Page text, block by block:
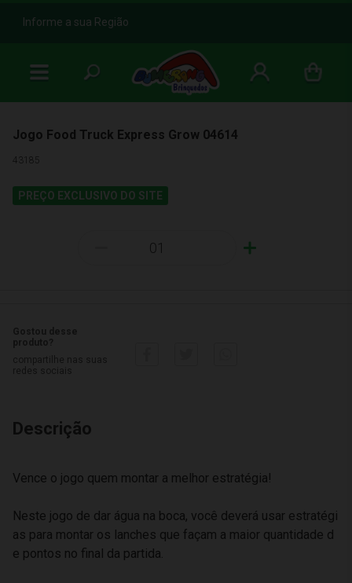
b
Informe a sua Região
Jogo Food Truck Express Grow 04614
43185
PREÇO EXCLUSIVO DO SITE
+
Descrição
Vence o jogo quem montar a melhor estratégia!
Neste jogo de dar água na boca, você deverá usar estratégi
as para montar os lanches que façam a maior quantidade d
e pontos no final da partida.